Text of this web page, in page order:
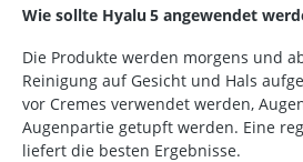
Wie sollte Hyalu5 angewendet
Die Produkte werden morgens und
Reinigung auf Gesicht und Hals
vor Cremes verwendet werden,
Augenpartie getupft werden. Eine
liefert die besten Ergebnisse.